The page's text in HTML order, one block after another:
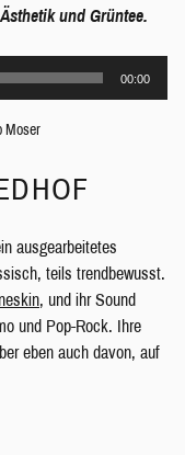
und Grüntee.
00:00
Moser
ausgearbeitetes
teils trendbewusst.
, und ihr Sound
und Pop-Rock. Ihre
eben auch davon, auf